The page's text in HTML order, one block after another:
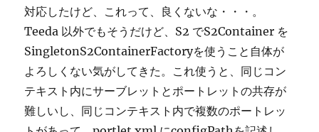
対応したけど、これって、良くないな・・・。
Teeda 以外でもそうだけど、S2 でS2Container を
SingletonS2ContainerFactoryを使うこと自体が
よろしくない気がしてきた。これ使うと、同じコン
テキスト内にサーブレットとポートレットの共存が
難しいし、同じコンテキスト内で複数のポートレッ